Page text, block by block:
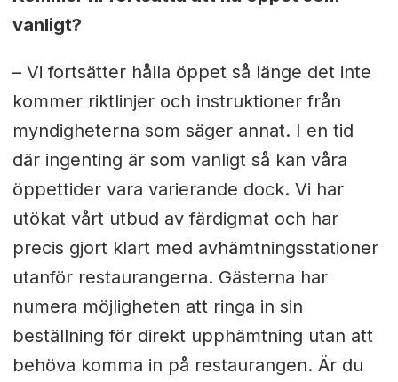
vanligt?
– Vi fortsätter hålla öppet så länge det inte
kommer riktlinjer och instruktioner från
myndigheterna som säger annat. I en tid
där ingenting är som vanligt så kan våra
öppettider vara varierande dock. Vi har
utökat vårt utbud av färdigmat och har
precis gjort klart med avhämtningsstationer
utanför restaurangerna. Gästerna har
numera möjligheten att ringa in sin
beställning för direkt upphämtning utan att
behöva komma in på restaurangen. Är du